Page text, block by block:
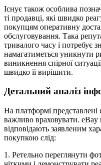
Існує також особлива
ті продавці, які швидко
покупцям оперативну
обслуговування. Така
тривалого часу і потребує
намагатиметься уникнути
виникнення спірної
швидко її вирішити.
Детальний аналіз
На платформі
важливо враховувати. eBay
відповідають заявленим
покупкою слід:
1. Ретельно переглянути